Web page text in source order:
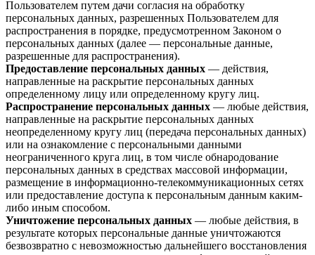
Пользователем путем дачи согласия на обработку
персональных данных, разрешенных Пользователем для
распространения в порядке, предусмотренном Законом о
персональных данных (далее — персональные данные,
разрешенные для распространения).
Предоставление персональных данных — действия,
направленные на раскрытие персональных данных
определенному лицу или определенному кругу лиц.
Распространение персональных данных — любые действия,
направленные на раскрытие персональных данных
неопределенному кругу лиц (передача персональных данных)
или на ознакомление с персональными данными
неограниченного круга лиц, в том числе обнародование
персональных данных в средствах массовой информации,
размещение в информационно-телекоммуникационных сетях
или предоставление доступа к персональным данным каким-
либо иным способом.
Уничтожение персональных данных — любые действия, в
результате которых персональные данные уничтожаются
безвозвратно с невозможностью дальнейшего восстановления